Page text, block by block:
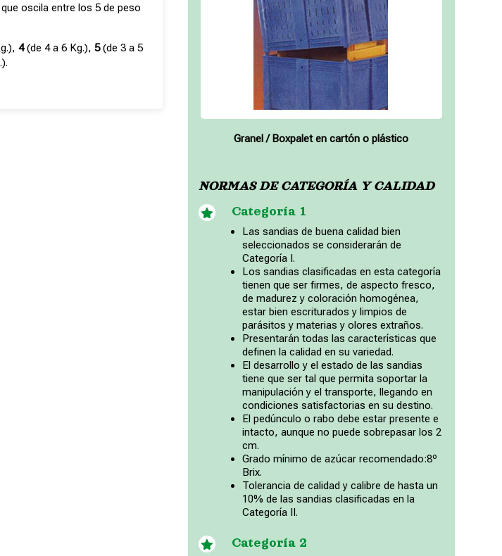
oscila entre los 5 de peso
4(de 4 a 6 Kg.), 5(de 3 a 5
Granel / Boxpalet en cartón o plástico
NORMAS DE CATEGORÍA Y CALIDAD
 Categoría 1
Las sandias de buena calidad bien
seleccionados se considerarán de
Categoría I.
Los sandias clasificadas en esta categoría
tienen que ser firmes, de aspecto fresco,
de madurez y coloración homogénea,
estar bien escriturados y limpios de
parásitos y materias y olores extraños.
Presentarán todas las características que
definen la calidad en su variedad.
El desarrollo y el estado de las sandias
tiene que ser tal que permita soportar la
manipulación y el transporte, llegando en
condiciones satisfactorias en su destino.
El pedúnculo o rabo debe estar presente e
intacto, aunque no puede sobrepasar los 2
cm.
Grado mínimo de azúcar recomendado:8º
Brix.
Tolerancia de calidad y calibre de hasta un
10% de las sandias clasificadas en la
Categoría II.
 Categoría 2